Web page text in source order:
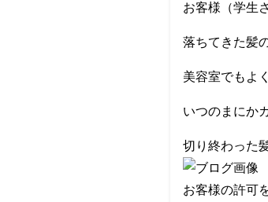
お客様（学生
落ちてきた髪
美容室でもよ
いつのまにか
切り終わった
お客様の許可